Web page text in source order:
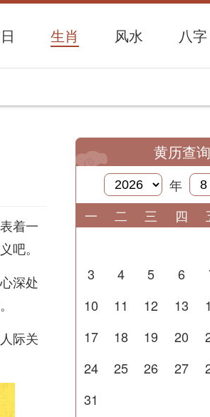
生肖 风水 八字
着一
吧。
深处
际关
黄历查询
年
一
二 三 四
3
4 5 6
10
11 12 13
17
18 19 20
24
25 26 27
31